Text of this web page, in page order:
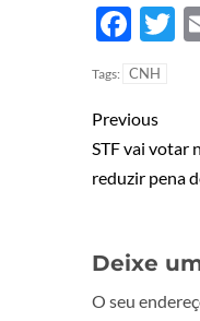
Tags: CNH
Previous
STF vai votar
reduzir pena
Deixe
O seu